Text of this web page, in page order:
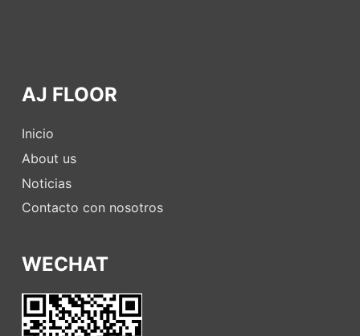
AJ FLOOR
Inicio
About us
Noticias
Contacto con nosotros
WECHAT